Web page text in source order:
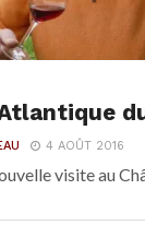
4 AOÛT 2016
visite au